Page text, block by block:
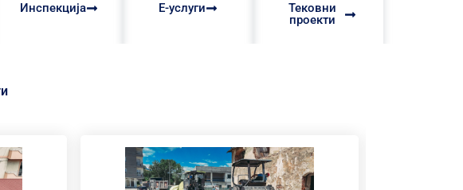
Инспекција Е-услуги
Тековни
проекти